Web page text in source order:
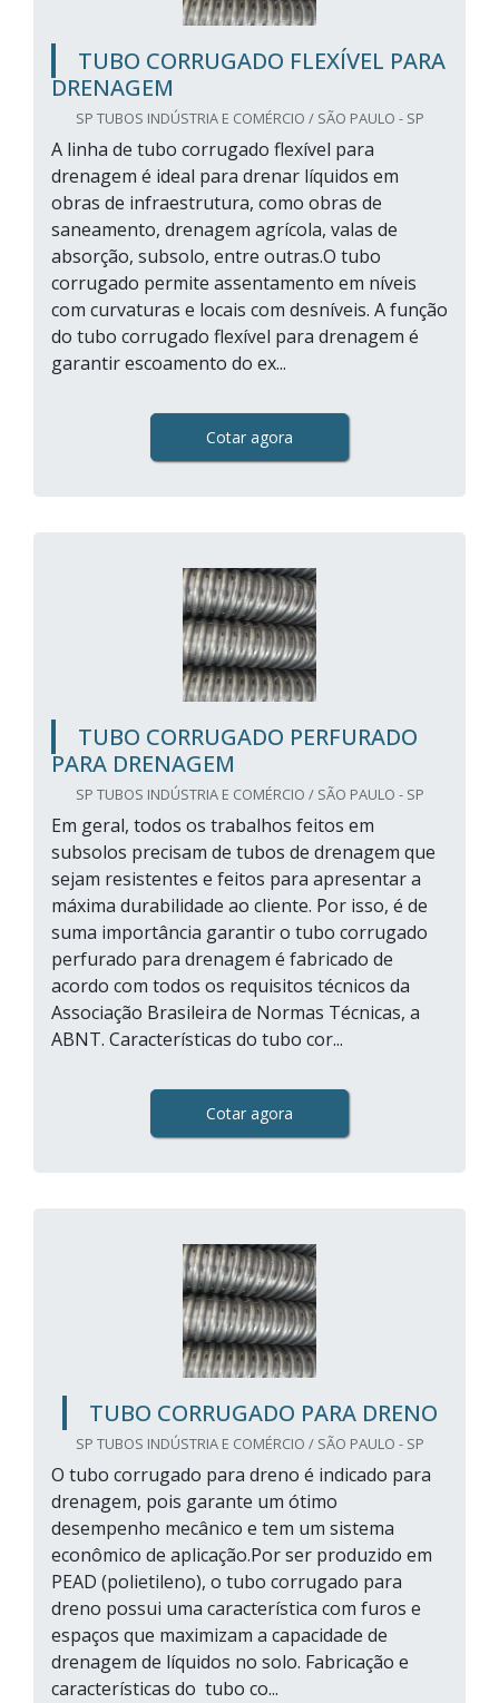
TUBO CORRUGADO FLEXÍVEL PARA
DRENAGEM
SP TUBOS INDÚSTRIA E COMÉRCIO / SÃO PAULO - SP
A linha de tubo corrugado flexível para
drenagem é ideal para drenar líquidos em
obras de infraestrutura, como obras de
saneamento, drenagem agrícola, valas de
absorção, subsolo, entre outras.O tubo
corrugado permite assentamento em níveis
com curvaturas e locais com desníveis. A função
do tubo corrugado flexível para drenagem é
garantir escoamento do ex...
Cotar agora
TUBO CORRUGADO PERFURADO
PARA DRENAGEM
SP TUBOS INDÚSTRIA E COMÉRCIO / SÃO PAULO - SP
Em geral, todos os trabalhos feitos em
subsolos precisam de tubos de drenagem que
sejam resistentes e feitos para apresentar a
máxima durabilidade ao cliente. Por isso, é de
suma importância garantir o tubo corrugado
perfurado para drenagem é fabricado de
acordo com todos os requisitos técnicos da
Associação Brasileira de Normas Técnicas, a
ABNT. Características do tubo cor...
Cotar agora
TUBO CORRUGADO PARA DRENO
SP TUBOS INDÚSTRIA E COMÉRCIO / SÃO PAULO - SP
O tubo corrugado para dreno é indicado para
drenagem, pois garante um ótimo
desempenho mecânico e tem um sistema
econômico de aplicação.Por ser produzido em
PEAD (polietileno), o tubo corrugado para
dreno possui uma característica com furos e
espaços que maximizam a capacidade de
drenagem de líquidos no solo. Fabricação e
características do tubo co...